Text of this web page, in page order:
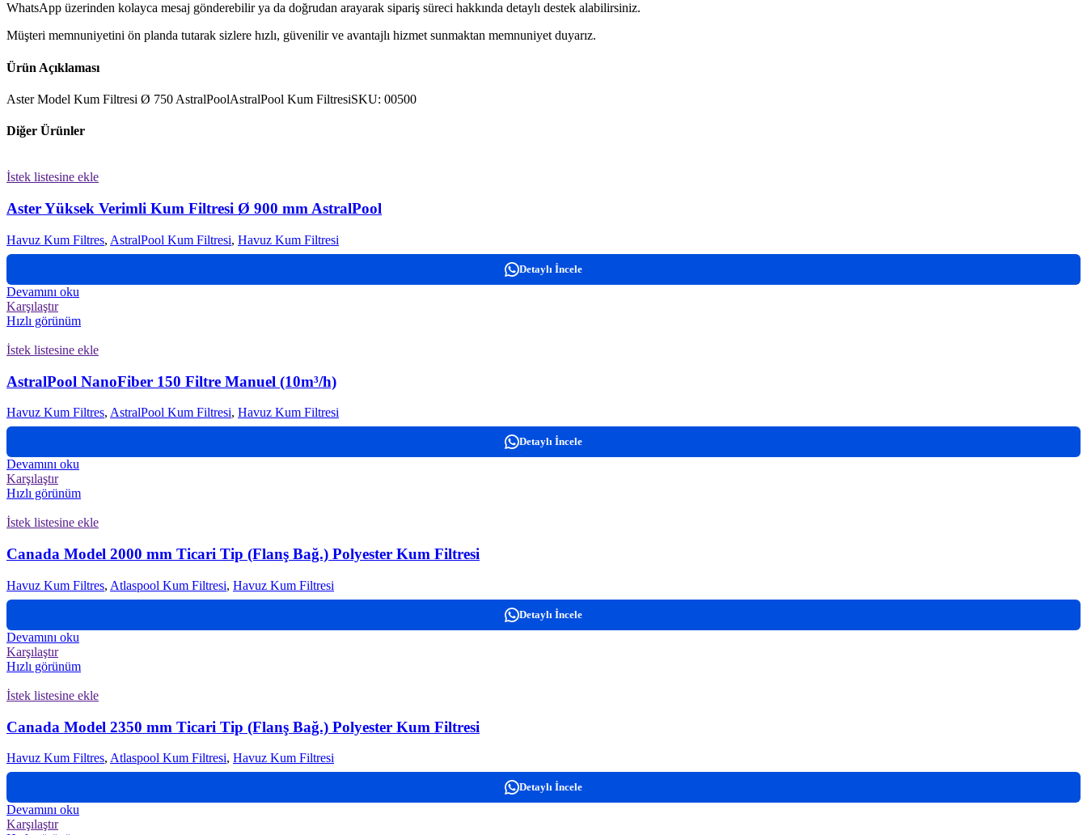
WhatsApp üzerinden kolayca mesaj gönderebilir ya da doğrudan arayarak sipariş süreci hakkında detaylı destek alabilirsiniz.
Müşteri memnuniyetini ön planda tutarak sizlere hızlı, güvenilir ve avantajlı hizmet sunmaktan memnuniyet duyarız.
Ürün Açıklaması
Aster Model Kum Filtresi Ø 750 AstralPoolAstralPool Kum FiltresiSKU: 00500
Diğer Ürünler
İstek listesine ekle
Aster Yüksek Verimli Kum Filtresi Ø 900 mm AstralPool
Havuz Kum Filtres, AstralPool Kum Filtresi, Havuz Kum Filtresi
Detaylı İncele
Devamını oku
Karşılaştır
Hızlı görünüm
İstek listesine ekle
AstralPool NanoFiber 150 Filtre Manuel (10m³/h)
Havuz Kum Filtres, AstralPool Kum Filtresi, Havuz Kum Filtresi
Detaylı İncele
Devamını oku
Karşılaştır
Hızlı görünüm
İstek listesine ekle
Canada Model 2000 mm Ticari Tip (Flanş Bağ.) Polyester Kum Filtresi
Havuz Kum Filtres, Atlaspool Kum Filtresi, Havuz Kum Filtresi
Detaylı İncele
Devamını oku
Karşılaştır
Hızlı görünüm
İstek listesine ekle
Canada Model 2350 mm Ticari Tip (Flanş Bağ.) Polyester Kum Filtresi
Havuz Kum Filtres, Atlaspool Kum Filtresi, Havuz Kum Filtresi
Detaylı İncele
Devamını oku
Karşılaştır